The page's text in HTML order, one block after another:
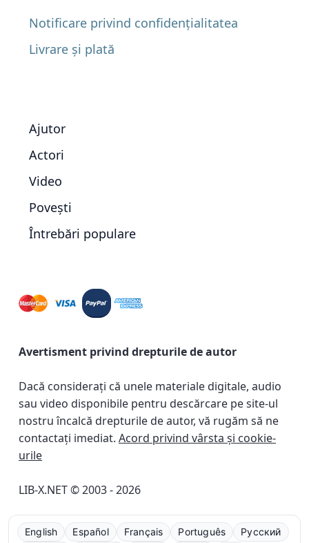
Notificare privind confidențialitatea
Livrare și plată
Ajutor
Actori
Video
Povești
Întrebări populare
Avertisment privind drepturile de autor
Dacă considerați că unele materiale digitale, audio
sau video disponibile pentru descărcare pe site-ul
nostru încalcă drepturile de autor, vă rugăm să ne
contactați imediat. Acord privind vârsta și cookie-
urile
LIB-X.NET © 2003 - 2026
English Español Français Português Русский